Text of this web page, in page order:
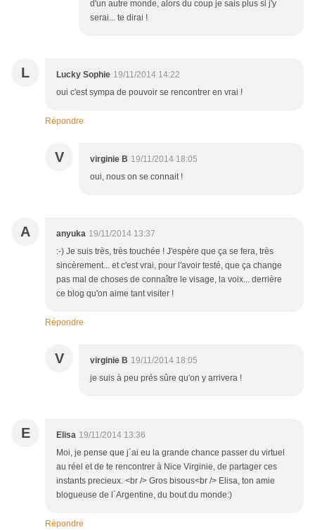
d'un autre monde, alors du coup je sais plus si j'y
serai... te dirai !
L Lucky Sophie 19/11/2014 14:22
oui c'est sympa de pouvoir se rencontrer en vrai !
Répondre
V virginie B 19/11/2014 18:05
oui, nous on se connait !
A anyuka 19/11/2014 13:37
:-) Je suis très, très touchée ! J'espère que ça se fera, très
sincèrement... et c'est vrai, pour l'avoir testé, que ça change
pas mal de choses de connaître le visage, la voix... derrière
ce blog qu'on aime tant visiter !
Répondre
V virginie B 19/11/2014 18:05
je suis à peu prés sûre qu'on y arrivera !
E Elisa 19/11/2014 13:36
Moi, je pense que j´ai eu la grande chance passer du virtuel
au réel et de te rencontrer à Nice Virginie, de partager ces
instants precieux. <br /> Gros bisous<br /> Elisa, ton amie
blogueuse de l´Argentine, du bout du monde:)
Répondre